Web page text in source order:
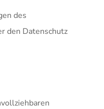
des
den Datenschutz